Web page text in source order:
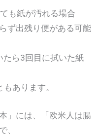
も紙が汚れる場合
出残り便がある可能
ら3回目に拭いた紙
あります。
」には、「欧米人は腸
、